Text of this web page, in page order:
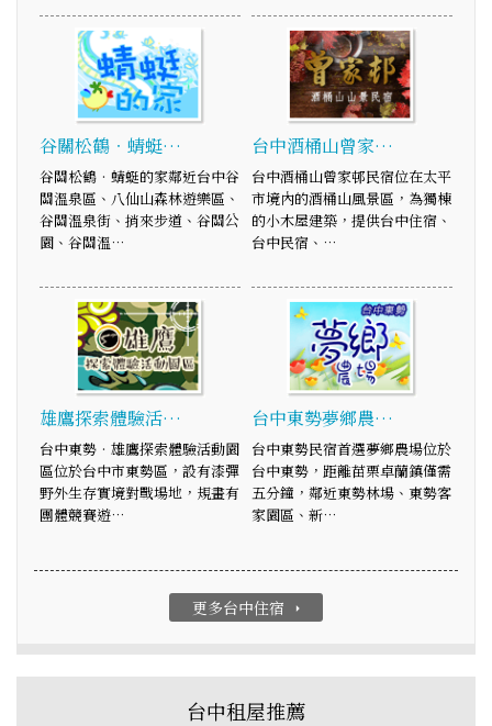
谷關松鶴‧蜻蜓…
谷關松鶴‧蜻蜓的家鄰近台中谷
關溫泉區、八仙山森林遊樂區、
谷關溫泉街、捎來步道、谷關公
園、谷關溫…
台中酒桶山曾家…
台中酒桶山曾家邨民宿位在太平
市境內的酒桶山風景區，為獨棟
的小木屋建築，提供台中住宿、
台中民宿、…
雄鷹探索體驗活…
台中東勢‧雄鷹探索體驗活動園
區位於台中市東勢區，設有漆彈
野外生存實境對戰場地，規畫有
團體競賽遊…
台中東勢夢鄉農…
台中東勢民宿首選夢鄉農場位於
台中東勢，距離苗栗卓蘭鎮僅需
五分鐘，鄰近東勢林場、東勢客
家園區、新…
更多台中住宿 arrow_right
台中租屋推薦